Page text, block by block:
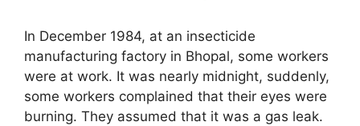
In December 1984, at an insecticide
manufacturing factory in Bhopal, some workers
were at work. It was nearly midnight, suddenly,
some workers complained that their eyes were
burning. They assumed that it was a gas leak.